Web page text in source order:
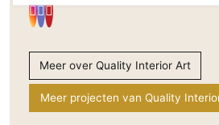
Technologie
Thuisbioscoop
Domotica
Mirror TV
Meer over Quality Interior Art
Meer projecten van Quality